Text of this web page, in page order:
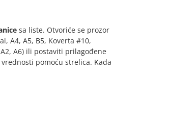
sa liste. Otvoriće se prozor
A4, A5, B5, Koverta #10,
A6) ili postaviti prilagođene
pomoću strelica. Kada